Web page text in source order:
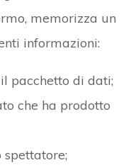
memorizza un
informazioni:
pacchetto di dati;
che ha prodotto